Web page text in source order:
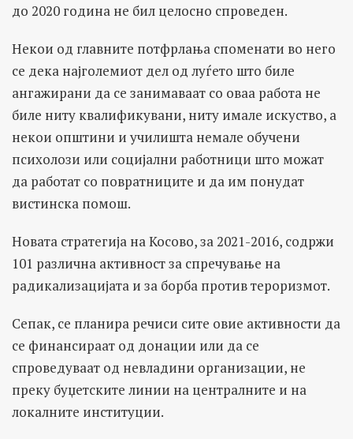
до 2020 година не бил целосно спроведен.
Некои од главните потфрлања споменати во него
се дека најголемиот дел од луѓето што биле
ангажирани да се занимаваат со оваа работа не
биле ниту квалификувани, ниту имале искуство, а
некои општини и училишта немале обучени
психолози или социјални работници што можат
да работат со повратниците и да им понудат
вистинска помош.
Новата стратегија на Косово, за 2021-2016, содржи
101 различна активност за спречување на
радикализацијата и за борба против тероризмот.
Сепак, се планира речиси сите овие активности да
се финансираат од донации или да се
спроведуваат од невладини организации, не
преку буџетските линии на централните и на
локалните институции.